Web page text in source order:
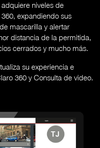
niveles de
expandiendo sus
mascarilla y alertar
distancia de la permitida,
cerrados y mucho más.
su experiencia e
360 y Consulta de video.